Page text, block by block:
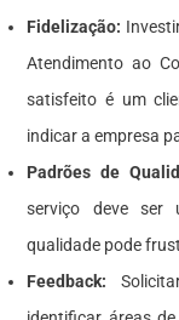
Fidelização:
Atendimento ao
satisfeito é um
indicar a empresa
Padrões de
serviço deve ser
qualidade pode
Feedback: